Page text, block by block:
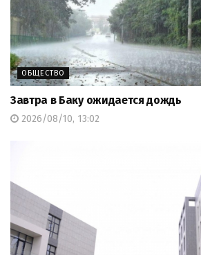
ОБЩЕСТВО
Завтра в Баку ожидается дождь
2026/08/10, 13:02